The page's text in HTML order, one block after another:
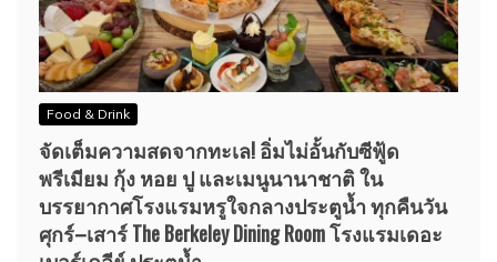
Food & Drink
จัดเต็มความสดจากทะเล! อิ่มไม่อั้นกับซีฟู้ด
พรีเมียม กุ้ง หอย ปู และเมนูนานาชาติ ใน
บรรยากาศโรงแรมหรูใจกลางประตูน้ำ ทุกคืนวัน
ศุกร์–เสาร์ The Berkeley Dining Room โรงแรมเดอะ